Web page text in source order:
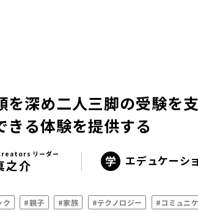
を深め二人三脚の受験を
きる体験を提供する
リーダー
之介 エデュケーシ
ク #親子 #家族 #テクノロジー #コミュニ